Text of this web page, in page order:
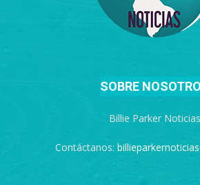
SOBRE
Billie Parker Noticias
Contáctanos: